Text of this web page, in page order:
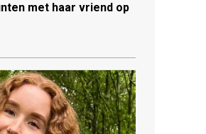
met haar vriend op